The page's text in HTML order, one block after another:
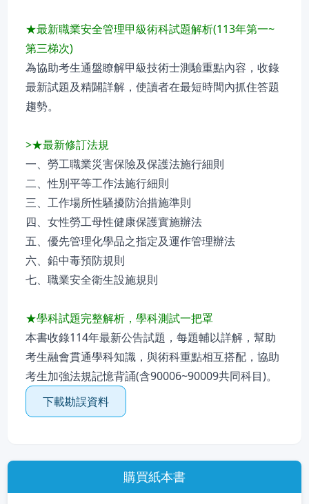
★最新職業安全管理甲級術科試題解析(113年第一~
第三梯次)
為協助考生通盤瞭解甲級技術士測驗重點內容，收錄
最新試題及精闢詳解，使讀者在最短時間內抓住答題
趨勢。
>★最新修訂法規
一、勞工職業災害保險及保護法施行細則
二、性別平等工作法施行細則
三、工作場所性騷擾防治措施準則
四、女性勞工母性健康保護實施辦法
五、優先管理化學品之指定及運作管理辦法
六、鉛中毒預防規則
七、職業安全衛生設施規則
★學科試題完整解析，學科測試一把罩
本書收錄114年最新公告試題，每題輔以詳解，幫助
考生融會貫通學科知識，與術科重點相互搭配，協助
考生加強法規記憶背誦(含90006~90009共同科目)。
下載勘誤資料
購買紙本書